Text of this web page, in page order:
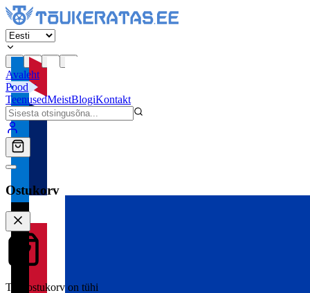
Avaleht
Pood
TeenusedMeistBlogiKontakt
Ostukorv
Teie ostukorv on tühi